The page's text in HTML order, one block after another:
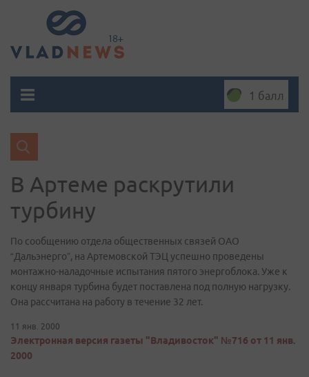
1 балл
В Артеме раскрутили
турбину
По сообщению отдела общественных связей ОАО
“Дальэнерго”, на Артемовской ТЭЦ успешно проведены
монтажно-наладочные испытания пятого энергоблока. Уже к
концу января турбина будет поставлена под полную нагрузку.
Она рассчитана на работу в течение 32 лет.
11 янв. 2000
Электронная версия газеты "Владивосток" №716 от 11 янв.
2000